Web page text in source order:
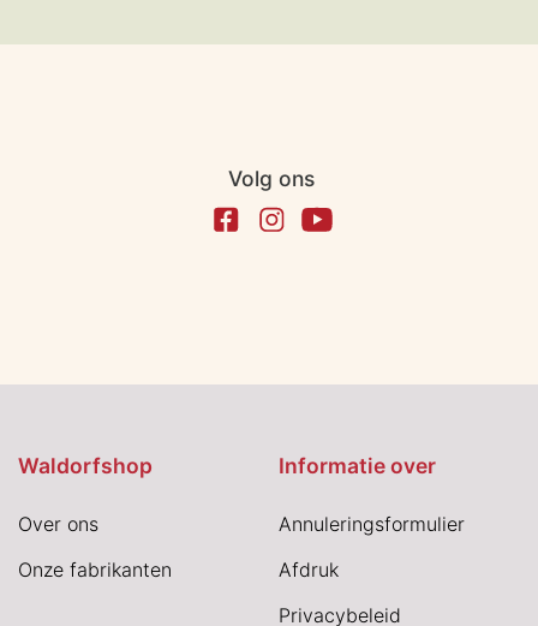
Volg ons
Waldorfshop
Over ons
Onze fabrikanten
Informatie over
Annuleringsformulier
Afdruk
Privacybeleid